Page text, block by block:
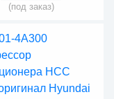
(под заказ)